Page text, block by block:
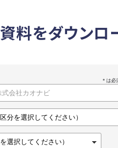
資料をダウンロ